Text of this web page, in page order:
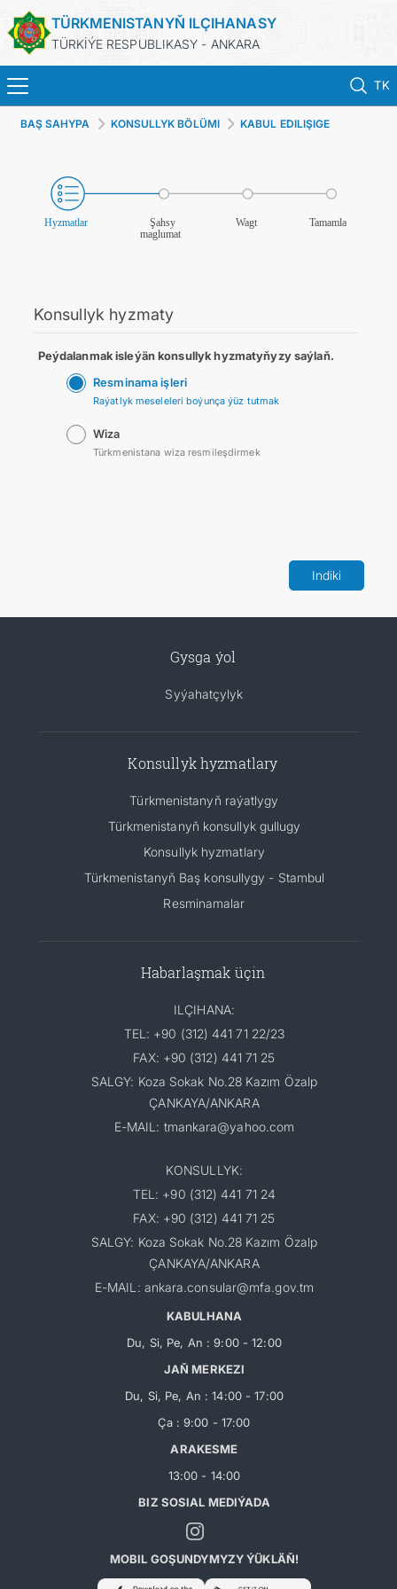
TÜRKMENISTANYŇ ILÇIHANASY
TÜRKİÝE RESPUBLIKASY - ANKARA
TK
BAŞ SAHYPA
TÜRKMENISTAN
KABUL EDILIŞIGE ÝAZYLMAK
BAŞ SAHYPA KONSULLYK BÖLÜMI KABUL EDILIŞIGE
Konsullyk hyzmaty
Peýdalanmak isleýän konsullyk hyzmatyňyzy saýlaň.
Resminama işleri
Raýatlyk meseleleri boýunça ýüz tutmak
Wiza
Türkmenistana wiza resmileşdirmek
Indiki
Gysga ýol
Syýahatçylyk
Konsullyk hyzmatlary
Türkmenistanyň raýatlygy
Türkmenistanyň konsullyk gullugy
Konsullyk hyzmatlary
Türkmenistanyň Baş konsullygy - Stambul
Resminamalar
Habarlaşmak üçin
ILÇIHANA:
TEL: +90 (312) 441 71 22/23
FAX: +90 (312) 441 71 25
SALGY: Koza Sokak No.28 Kazım Özalp
ÇANKAYA/ANKARA
E-MAIL: tmankara@yahoo.com
KONSULLYK:
TEL: +90 (312) 441 71 24
FAX: +90 (312) 441 71 25
SALGY: Koza Sokak No.28 Kazım Özalp
ÇANKAYA/ANKARA
E-MAIL: ankara.consular@mfa.gov.tm
KABULHANA
Du, Si, Pe, An : 9:00 - 12:00
JAŇ MERKEZI
Du, Si, Pe, An : 14:00 - 17:00
Ça : 9:00 - 17:00
ARAKESME
13:00 - 14:00
BIZ SOSIAL MEDIÝADA
MOBIL GOŞUNDYMYZY ÝÜKLÄŇ!